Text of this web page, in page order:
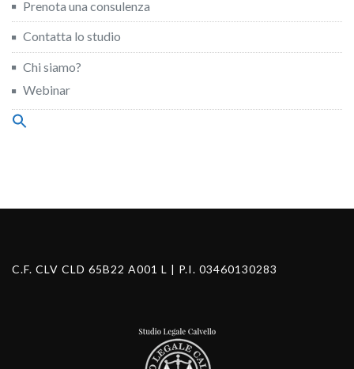
Prenota una consulenza
Contatta lo studio
Chi siamo?
Webinar
Search
C.F. CLV CLD 65B22 A001 L | P.I. 03460130283